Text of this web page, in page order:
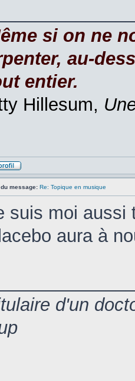
si on ne
au-
entier.
Hillesum,
message: Re: Topique en musique
suis moi aussi
aura à
d'un